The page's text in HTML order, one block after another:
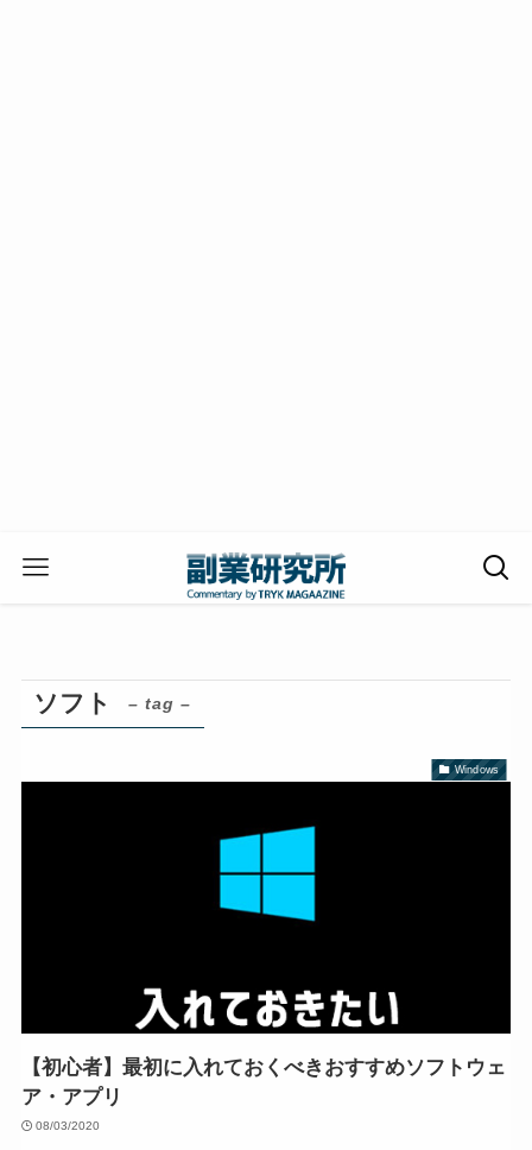
ソフト – tag –
Windows
【初心者】最初に入れておくべきおすすめソフトウェ
ア・アプリ
08/03/2020